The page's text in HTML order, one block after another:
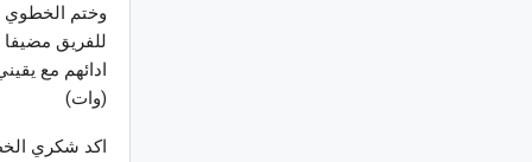
وختم الخطوي
للفريق
ادائهم مع
(وات)
اكد شكري